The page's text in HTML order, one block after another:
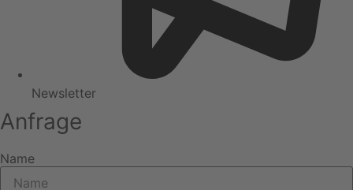
Newsletter
Anfrage
Name